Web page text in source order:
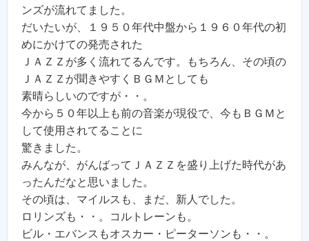
ンズが流れてました。
だいたいが、１９５０年代中盤から１９６０年代の初
めにかけての発売された
ＪＡＺＺが多く流れてるんです。もちろん、その頃の
ＪＡＺＺが聞きやすくＢＧＭとしても
素晴らしいのですが・・。
今から５０年以上も前の音楽が現役で、今もＢＧＭと
して使用されてることに
驚きました。
みんなが、がんばってＪＡＺＺを盛り上げた時代があ
ったんだなと思いました。
その頃は、マイルスも、まだ、新人でした。
ロリンズも・・。コルトレーンも。
ビル・エバンスもオスカー・ピーターソンも・・。